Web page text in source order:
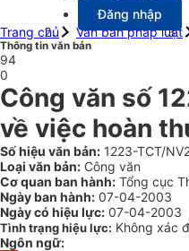
Đăng nhập
Trang chủ
Văn bản pháp luật
Thông tin văn bản
94
0
Công văn số
về việc hoàn
Số hiệu văn bản: 1223-TCT/
Loại văn bản: Công văn
Cơ quan ban hành: Tổng cục
Ngày ban hành: 07-04-2003
Ngày có hiệu lực: 07-04-2003
Tình trạng hiệu lực: Không xác
Ngôn ngữ: